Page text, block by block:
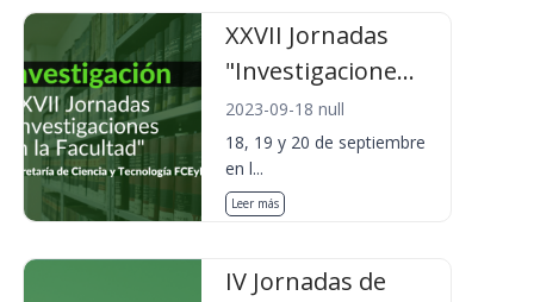
XXVII Jornadas
"Investigacione...
2023-09-18 null
18, 19 y 20 de septiembre
en l...
Leer más
IV Jornadas de